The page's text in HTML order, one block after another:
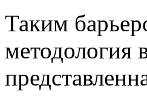
Таким
методология